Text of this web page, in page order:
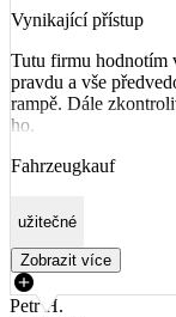
Vynikající přístup
Tutu firmu hodnotím
pravdu a vše
rampě. Dále
ho.
Fahrzeugkauf
užitečné
Zobrazit více
Petr H.